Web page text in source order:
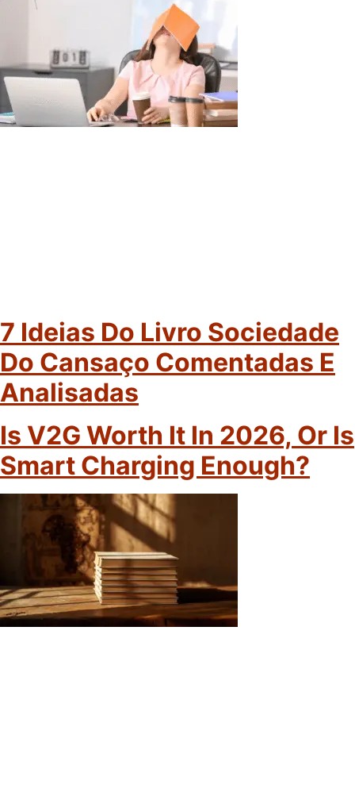
7 Ideias Do Livro Sociedade
Do Cansaço Comentadas E
Analisadas
Is V2G Worth It In 2026, Or Is
Smart Charging Enough?